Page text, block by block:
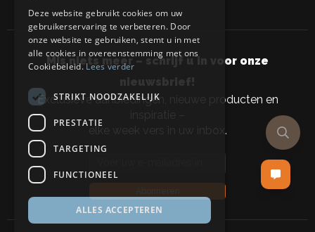
Mis niets meer – schrijf u in voor onze
nieuwsbrief!
Exclusieve aanbiedingen, nieuwe producten en
inspiratie –
elke week vers in uw inbox.
Deze website gebruikt cookies om uw
gebruikerservaring te verbeteren. Door
onze website te gebruiken, stemt u in met
alle cookies in overeenstemming met ons
Cookiebeleid.Lees verder
STRIKT NOODZAKELIJK
PRESTATIE
TARGETING
FUNCTIONEEL
ALLES ACCEPTEREN